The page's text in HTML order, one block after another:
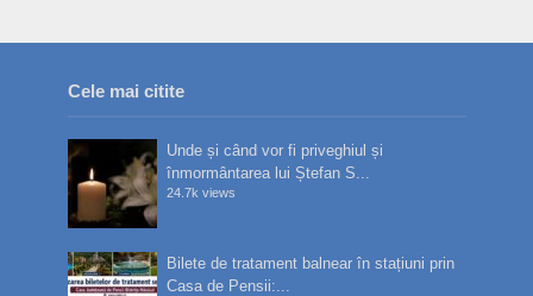
Cele mai citite
Unde și când vor fi priveghiul și
înmormântarea lui Ștefan S...
24.7k views
Bilete de tratament balnear în stațiuni prin
Casa de Pensii:...